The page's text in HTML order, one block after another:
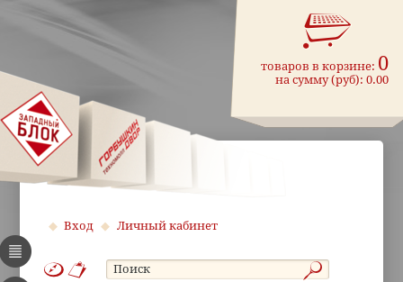
товаров в корзине: 0
на сумму (руб):0.00
Вход Личный кабинет